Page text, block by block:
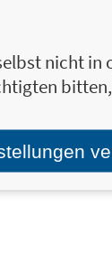
13,00 €
nicht